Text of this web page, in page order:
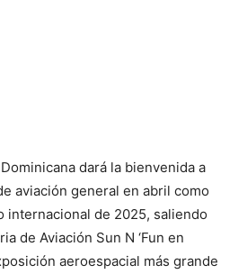
dará la bienvenida a
aviación general en abril como
internacional de 2025, saliendo
de Aviación Sun N ‘Fun en
aeroespacial más grande